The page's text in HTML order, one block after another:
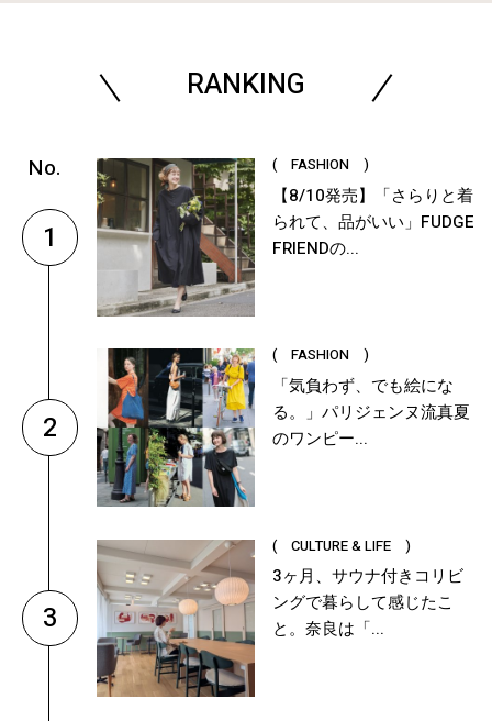
RANKING
1
( FASHION )
【8/10発売】「さらりと着
られて、品がいい」FUDGE
FRIENDの...
2
( FASHION )
「気負わず、でも絵にな
る。」パリジェンヌ流真夏
のワンピー...
3
( CULTURE & LIFE )
3ヶ月、サウナ付きコリビ
ングで暮らして感じたこ
と。奈良は「...